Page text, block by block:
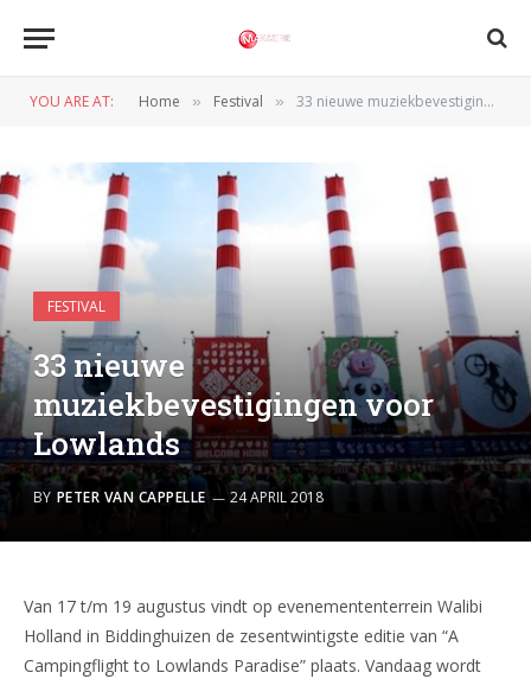
YOU ARE AT: Home » Festival » 33 nieuwe muziekbevestigingen voor Lowlands
FESTIVAL
33 nieuwe
muziekbevestigingen voor
Lowlands
BY PETER VAN CAPPELLE 24 APRIL 2018
Van 17 t/m 19 augustus vindt op evenemententerrein Walibi
Holland in Biddinghuizen de zesentwintigste editie van “A
Campingflight to Lowlands Paradise” plaats. Vandaag wordt